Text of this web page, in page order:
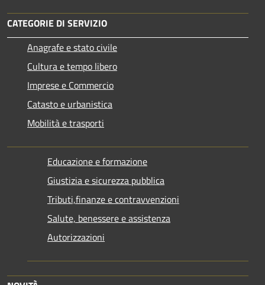
CATEGORIE DI SERVIZIO
Anagrafe e stato civile
Cultura e tempo libero
Imprese e Commercio
Catasto e urbanistica
Mobilità e trasporti
Educazione e formazione
Giustizia e sicurezza pubblica
Tributi,finanze e contravvenzioni
Salute, benessere e assistenza
Autorizzazioni